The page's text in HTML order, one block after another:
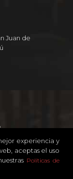
Juan de
experiencia y
aceptas el uso
Políticas de